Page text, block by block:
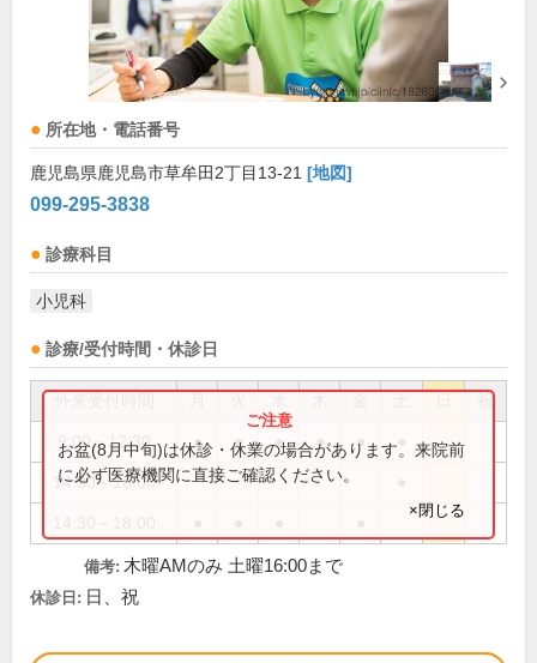
所在地・電話番号
鹿児島県鹿児島市草牟田2丁目13-21 [地図]
099-295-3838
診療科目
小児科
診療/受付時間・休診日
祝
9:00～12:30 ● ● ● ● ●
14:30～16:00
お盆(8月中旬)は休診・休業の場合があります。来院前
に必ず医療機関に直接ご確認ください。
×閉じる
備考: 木曜AMのみ 土曜16:00まで
休診日: 日、祝